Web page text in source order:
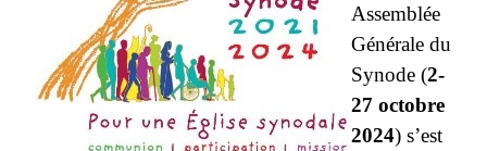
Assemblée
Générale du
Synode (2-
27 octobre
2024) s’est